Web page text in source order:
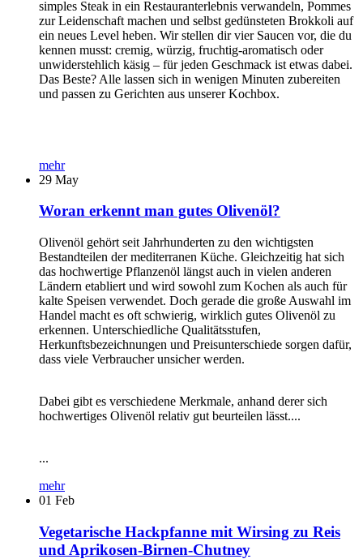
simples Steak in ein Restauranterlebnis verwandeln, Pommes
zur Leidenschaft machen und selbst gedünsteten Brokkoli auf
ein neues Level heben. Wir stellen dir vier Saucen vor, die du
kennen musst: cremig, würzig, fruchtig-aromatisch oder
unwiderstehlich käsig – für jeden Geschmack ist etwas dabei.
Das Beste? Alle lassen sich in wenigen Minuten zubereiten
und passen zu Gerichten aus unserer Kochbox.
mehr
29 May
Woran erkennt man gutes Olivenöl?
Olivenöl gehört seit Jahrhunderten zu den wichtigsten
Bestandteilen der mediterranen Küche. Gleichzeitig hat sich
das hochwertige Pflanzenöl längst auch in vielen anderen
Ländern etabliert und wird sowohl zum Kochen als auch für
kalte Speisen verwendet. Doch gerade die große Auswahl im
Handel macht es oft schwierig, wirklich gutes Olivenöl zu
erkennen. Unterschiedliche Qualitätsstufen,
Herkunftsbezeichnungen und Preisunterschiede sorgen dafür,
dass viele Verbraucher unsicher werden.
Dabei gibt es verschiedene Merkmale, anhand derer sich
hochwertiges Olivenöl relativ gut beurteilen lässt....
...
mehr
01 Feb
Vegetarische Hackpfanne mit Wirsing zu Reis
und Aprikosen-Birnen-Chutney